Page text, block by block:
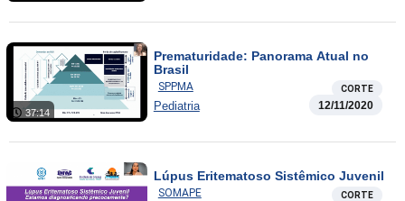
37:14
Prematuridade: Panorama Atual no
Brasil
SPPMA CORTE
Pediatria 12/11/2020
Lúpus Eritematoso Sistêmico Juvenil
SOMAPE CORTE